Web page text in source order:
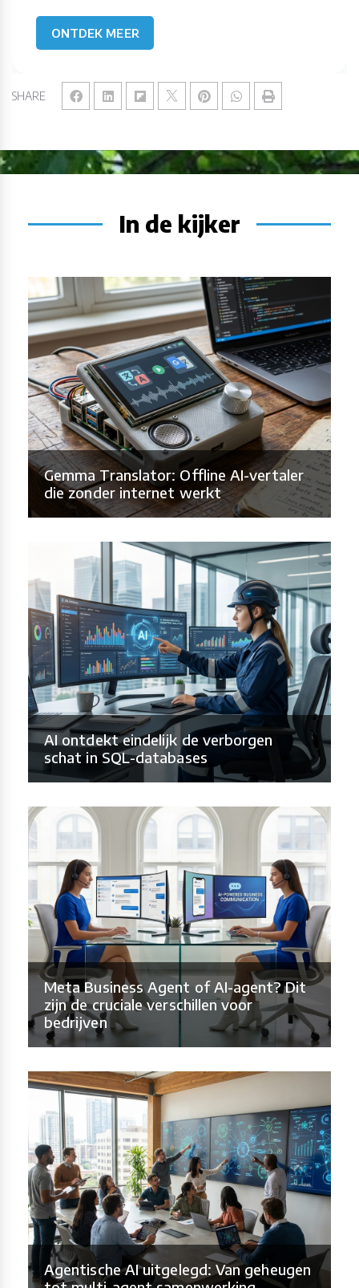
SHARE
ONTDEK MEER
In de kijker
Gemma Translator: Offline AI-vertaler
die zonder internet werkt
AI ontdekt eindelijk de verborgen
schat in SQL-databases
Meta Business Agent of AI-agent? Dit
zijn de cruciale verschillen voor
bedrijven
Agentische AI uitgelegd: Van geheugen